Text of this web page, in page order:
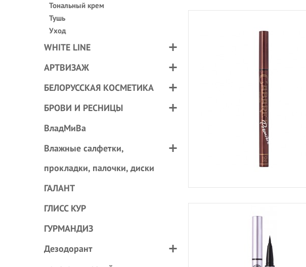
Тональный крем
Тушь
Уход
WHITE LINE
АРТВИЗАЖ
БЕЛОРУССКАЯ КОСМЕТИКА
БРОВИ И РЕСНИЦЫ
ВладМиВа
Влажные салфетки,
прокладки, палочки, диски
ГАЛАНТ
ГЛИСС КУР
ГУРМАНДИЗ
Дезодорант